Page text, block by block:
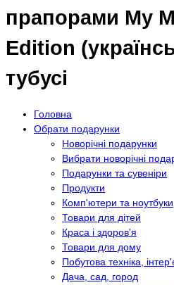
прапорами My
Edition
тубусі
Головна
Обрати подарунки
Новорічні подарунки
Вибрати новорічні
Подарунки та сувеніри
Продукти
Комп'ютери та ноутбуки
Товари для дітей
Краса і здоров'я
Товари для дому
Побутова техніка,
Дача, сад, город